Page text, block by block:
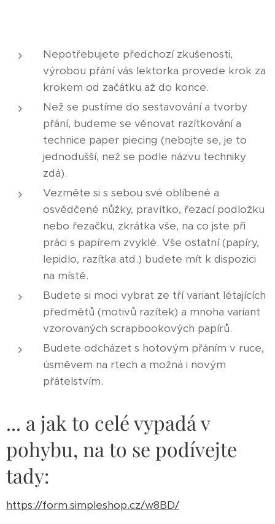
Nepotřebujete předchozí zkušenosti,
výrobou přání vás lektorka provede krok za
krokem od začátku až do konce.
Než se pustíme do sestavování a tvorby
přání, budeme se věnovat razítkování a
technice paper piecing (nebojte se, je to
jednodušší, než se podle názvu techniky
zdá).
Vezměte si s sebou své oblíbené a
osvědčené nůžky, pravítko, řezací podložku
nebo řezačku, zkrátka vše, na co jste při
práci s papírem zvyklé. Vše ostatní (papíry,
lepidlo, razítka atd.) budete mít k dispozici
na místě.
Budete si moci vybrat ze tří variant létajících
předmětů (motivů razítek) a mnoha variant
vzorovaných scrapbookových papírů.
Budete odcházet s hotovým přáním v ruce,
úsměvem na rtech a možná i novým
přátelstvím.
... a jak to celé vypadá v
pohybu, na to se podívejte
tady:
https://form.simpleshop.cz/w8BD/